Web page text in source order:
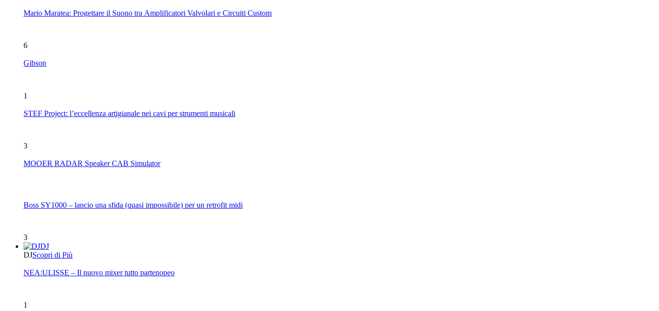
Mario Maratea: Progettare il Suono tra Amplificatori Valvolari e Circuiti Custom
6
Gibson
1
STEF Project: l’eccellenza artigianale nei cavi per strumenti musicali
3
MOOER RADAR Speaker CAB Simulator
Boss SY1000 – lancio una sfida (quasi impossibile) per un retrofit midi
3
DJ
DJScopri di Più
NEA:ULISSE – Il nuovo mixer tutto partenopeo
1